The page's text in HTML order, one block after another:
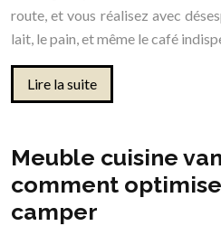
route, et vous réalisez avec
lait, le pain, et même le café
Lire la suite
Meuble cuisine
comment
camper